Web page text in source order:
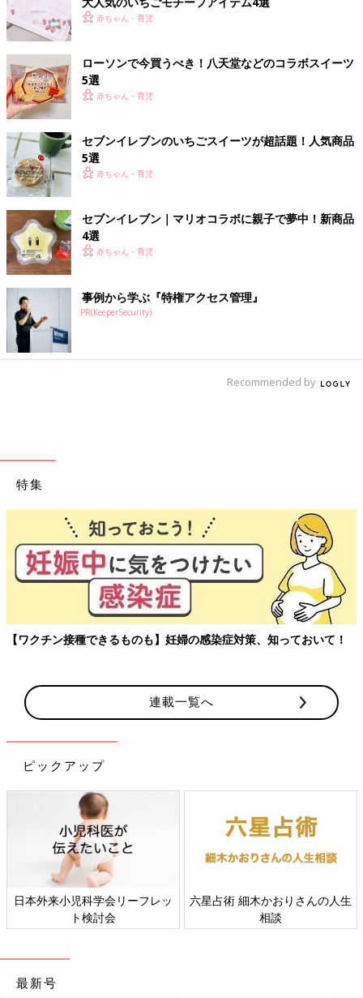
赤ちゃん・育児
ローソンで今買うべき！八天堂などのコラボスイーツ
5選
赤ちゃん・育児
セブンイレブンのいちごスイーツが超話題！人気商品
5選
赤ちゃん・育児
セブンイレブン｜マリオコラボに親子で夢中！新商品
4選
赤ちゃん・育児
事例から学ぶ『特権アクセス管理』
PR(KeeperSecurity)
Recommended by
特集
【ワクチン接種できるものも】妊婦の感染症対策、知っておいて！
連載一覧へ
ピックアップ
日本外来小児科学会リーフレッ
ト検討会
六星占術 細木かおりさんの人生
相談
最新号